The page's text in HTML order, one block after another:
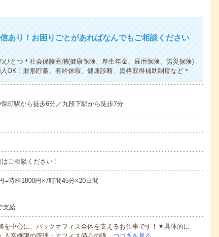
あり！お困りごとがあればなんでもご相談ください
ひとつ＊社会保険完備(健康保険、厚生年金、雇用保険、労災保険)
OK！財形貯蓄、有給休暇、健康診断、資格取得補助制度など＊
町駅から徒歩6分／九段下駅から徒歩7分
ご相談ください！
=時給1800円×7時間45分×20日間
支給
を中心に、バックオフィス全体を支えるお仕事です！▼具体的に